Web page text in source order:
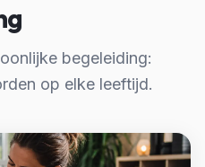
begeleiding:
op elke leeftijd.